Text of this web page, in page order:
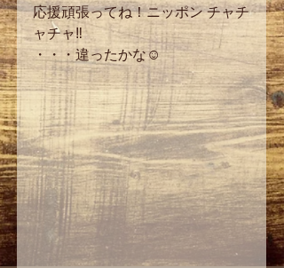
応援頑張ってね！ニッポン チャチ
ャチャ‼
・・・違ったかな☺